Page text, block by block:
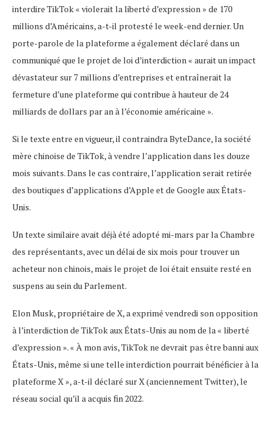
interdire TikTok « violerait la liberté d’expression » de 170
millions d’Américains, a-t-il protesté le week-end dernier. Un
porte-parole de la plateforme a également déclaré dans un
communiqué que le projet de loi d’interdiction « aurait un impact
dévastateur sur 7 millions d’entreprises et entraînerait la
fermeture d’une plateforme qui contribue à hauteur de 24
milliards de dollars par an à l’économie américaine ».
Si le texte entre en vigueur, il contraindra ByteDance, la société
mère chinoise de TikTok, à vendre l’application dans les douze
mois suivants. Dans le cas contraire, l’application serait retirée
des boutiques d’applications d’Apple et de Google aux États-
Unis.
Un texte similaire avait déjà été adopté mi-mars par la Chambre
des représentants, avec un délai de six mois pour trouver un
acheteur non chinois, mais le projet de loi était ensuite resté en
suspens au sein du Parlement.
Elon Musk, propriétaire de X, a exprimé vendredi son opposition
à l’interdiction de TikTok aux États-Unis au nom de la « liberté
d’expression ». « À mon avis, TikTok ne devrait pas être banni aux
États-Unis, même si une telle interdiction pourrait bénéficier à la
plateforme X », a-t-il déclaré sur X (anciennement Twitter), le
réseau social qu’il a acquis fin 2022.